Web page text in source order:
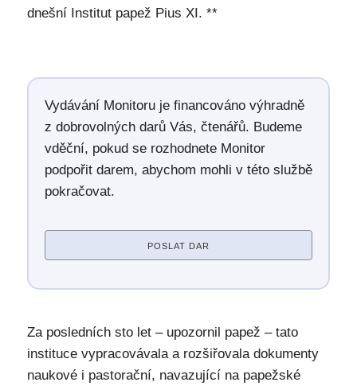
dnešní Institut papež Pius XI. **
Vydávání Monitoru je financováno výhradně
z dobrovolných darů Vás, čtenářů. Budeme
vděční, pokud se rozhodnete Monitor
podpořit darem, abychom mohli v této službě
pokračovat.
POSLAT DAR
Za posledních sto let – upozornil papež – tato
instituce vypracovávala a rozšiřovala dokumenty
naukové i pastorační, navazující na papežské